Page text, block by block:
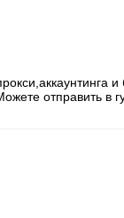
отправить в